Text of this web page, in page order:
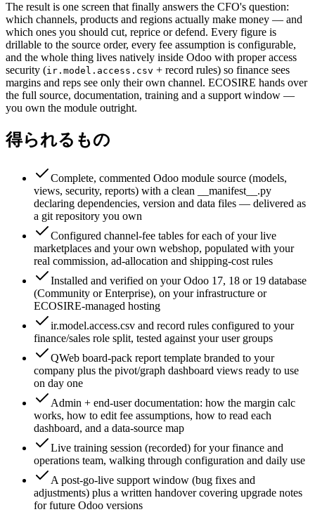
The result is one screen that finally answers the CFO's question:
which channels, products and regions actually make money — and
which ones you should cut, reprice or defend. Every figure is
drillable to the source order, every fee assumption is configurable,
and the whole thing lives natively inside Odoo with proper access
security (ir.model.access.csv + record rules) so finance sees
margins and reps see only their own channel. ECOSIRE hands over
the full source, documentation, training and a support window —
you own the module outright.
得られるもの
Complete, commented Odoo module source (models,
views, security, reports) with a clean __manifest__.py
declaring dependencies, version and data files — delivered as
a git repository you own
Configured channel-fee tables for each of your live
marketplaces and your own webshop, populated with your
real commission, ad-allocation and shipping-cost rules
Installed and verified on your Odoo 17, 18 or 19 database
(Community or Enterprise), on your infrastructure or
ECOSIRE-managed hosting
ir.model.access.csv and record rules configured to your
finance/sales role split, tested against your user groups
QWeb board-pack report template branded to your
company plus the pivot/graph dashboard views ready to use
on day one
Admin + end-user documentation: how the margin calc
works, how to edit fee assumptions, how to read each
dashboard, and a data-source map
Live training session (recorded) for your finance and
operations team, walking through configuration and daily use
A post-go-live support window (bug fixes and
adjustments) plus a written handover covering upgrade notes
for future Odoo versions